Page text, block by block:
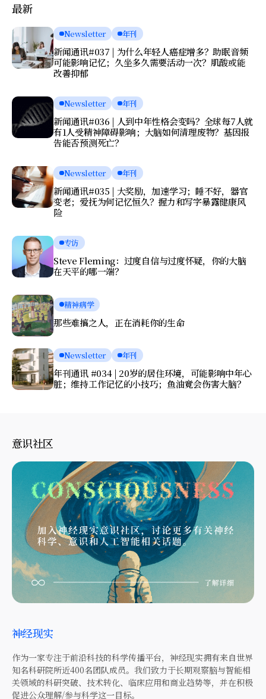
最新
Newsletter 年刊
新闻通讯#037 | 为什么年轻人癌症增多？助眠音频
可能影响记忆；久坐多久需要活动一次？肌酸或能
改善抑郁
Newsletter 年刊
新闻通讯#036 | 人到中年性格会变吗？全球每7人就
有1人受精神障碍影响；大脑如何清理废物？基因报
告能否预测死亡？
Newsletter 年刊
新闻通讯#035 | 大奖励，加速学习；睡不好，器官
变老；爱抚为何记忆恒久？握力和写字暴露健康风
险
专访
Steve Fleming：过度自信与过度怀疑，你的大脑
在天平的哪一端？
精神病学
那些难搞之人，正在消耗你的生命
Newsletter 年刊
年刊通讯 #034 | 20岁的居住环境，可能影响中年心
脏；维持工作记忆的小技巧；鱼油竟会伤害大脑？
意识社区
神经现实
作为一家专注于前沿科技的科学传播平台，神经现实拥有来自世界
知名科研院所近400名团队成员。我们致力于长期观察脑与智能相
关领域的科研突破、技术转化、临床应用和商业趋势等，并在积极
促进公众理解/参与科学这一目标。